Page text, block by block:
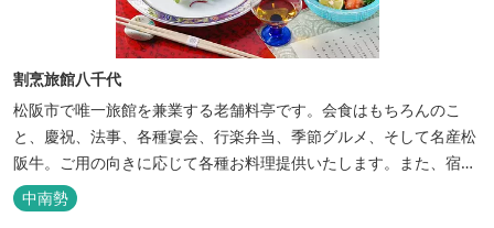
割烹旅館八千代
松阪市で唯一旅館を兼業する老舗料亭です。会食はもちろんのこ
と、慶祝、法事、各種宴会、行楽弁当、季節グルメ、そして名産松
阪牛。ご用の向きに応じて各種お料理提供いたします。また、宿泊
のご用もたまわります。 国登録有形文化財に選ばれた純木造建築で
昔風情をお楽しみください。
中南勢